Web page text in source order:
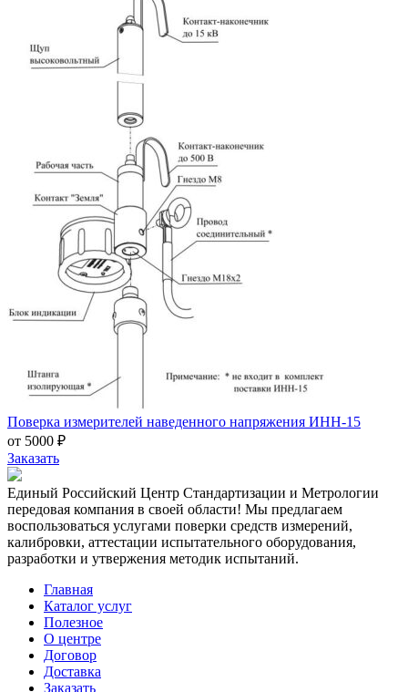
Поверка измерителей наведенного напряжения ИНН-15
от 5000 ₽
Заказать
Единый Российский Центр Стандартизации и Метрологии
передовая компания в своей области! Мы предлагаем
воспользоваться услугами поверки средств измерений,
калибровки, аттестации испытательного оборудования,
разработки и утвержения методик испытаний.
Главная
Каталог услуг
Полезное
О центре
Договор
Доставка
Заказать